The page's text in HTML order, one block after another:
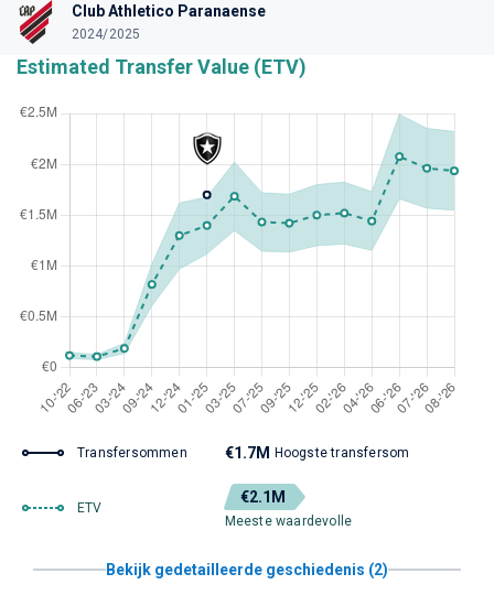
Club Athletico Paranaense
2024/2025
Estimated Transfer Value (ETV)
Transfersommen €1.7M Hoogste transfersom
ETV
€2.1M
Meeste waardevolle
Bekijk gedetailleerde geschiedenis (2)